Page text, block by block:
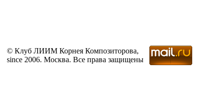
© Клуб ЛИИМ Корнея Композиторова,
since 2006. Москва. Все права защищены